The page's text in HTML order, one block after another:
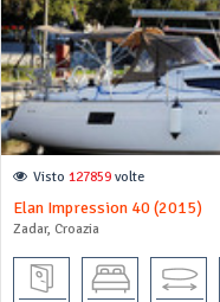
Visto 127859 volte
Elan Impression 40 (2015)
Zadar, Croazia